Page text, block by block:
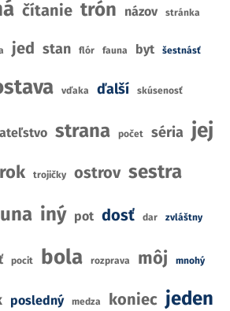
čítanie trón názov stránka
jed stan flór fauna byt šestnásť
vďaka ďalší skúsenosť
strana počet séria jej
rok trojičky ostrov sestra
iný pot dosť dar zvláštny
pocit bola rozprava môj mnohý
posledný medza koniec jeden